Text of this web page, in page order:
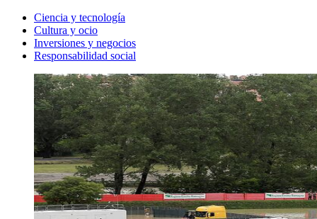
Ciencia y tecnología
Cultura y ocio
Inversiones y negocios
Responsabilidad social